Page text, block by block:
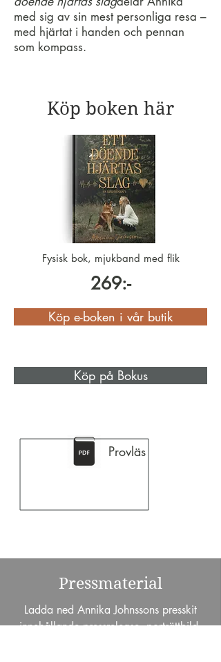
med sig av sin mest personliga resa –
med hjärtat i handen och pennan
som kompass.
Köp boken här
Fysisk bok, mjukband med flik
269:-
Köp e-boken i vår butik
Köp på Bokus
Provläs
Pressmaterial
Ladda ned Annika Johnssons presskit
innehållande pressrelease, porträttbild,